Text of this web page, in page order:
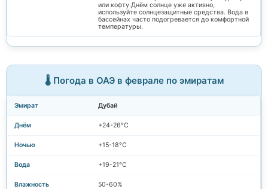
или кофту.Днём солнце уже активно,
используйте солнцезащитные средства. Вода в
бассейнах часто подогревается до комфортной
температуры.
🌡️ Погода в ОАЭ в феврале по эмиратам
Дубай
+24-26°C
+15-18°C
+19-21°C
50-60%